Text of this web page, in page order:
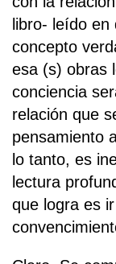
libro- leído
concepto
esa (s) obras
conciencia
relación que
pensamiento
lo tanto, es
lectura
que logra es